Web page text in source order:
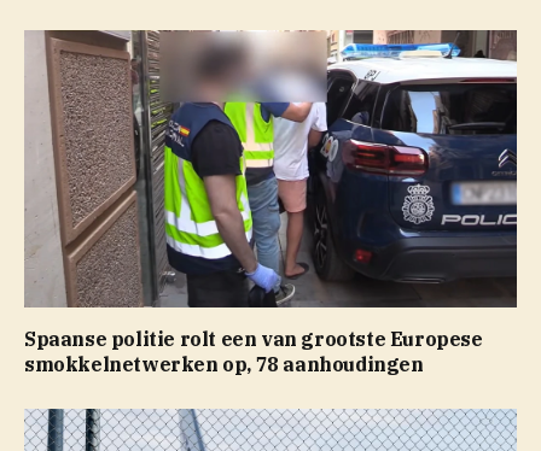
Spaanse politie rolt een van grootste Europese
smokkelnetwerken op, 78 aanhoudingen